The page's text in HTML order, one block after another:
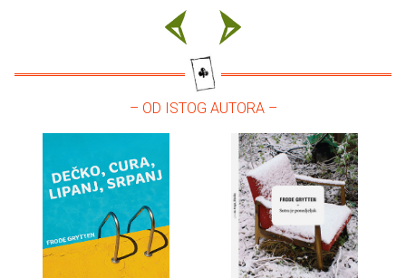
– OD ISTOG AUTORA –